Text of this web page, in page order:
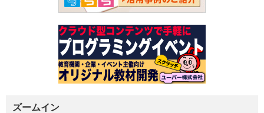
ズームイン